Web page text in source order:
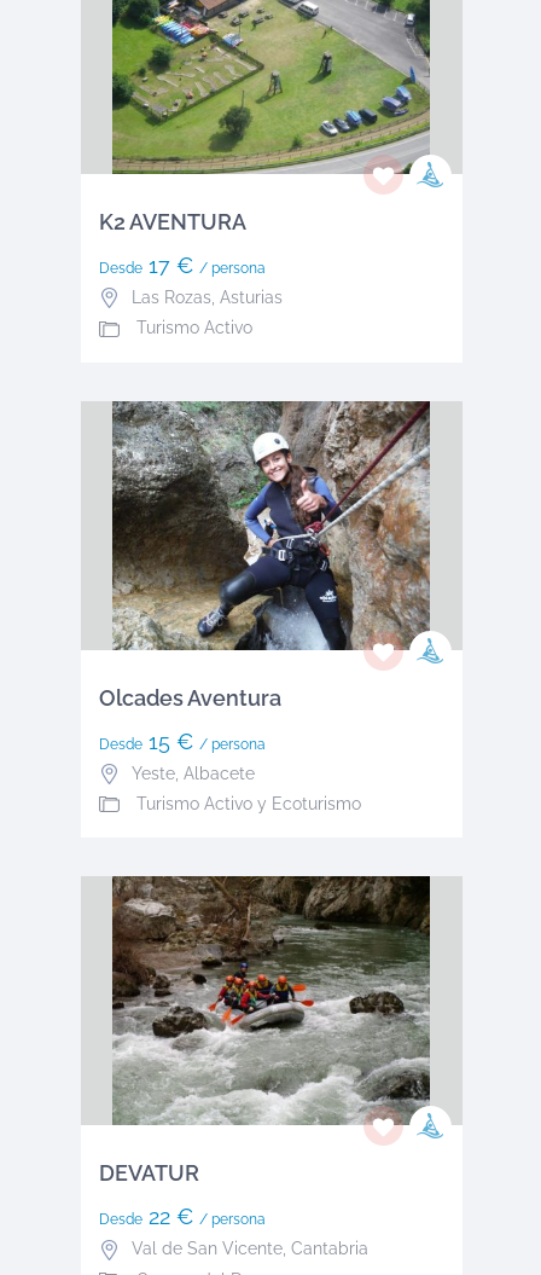
K2 AVENTURA
Desde17 € / persona
Las Rozas, Asturias
Turismo Activo
Olcades Aventura
Desde15 € / persona
Yeste, Albacete
Turismo Activo y Ecoturismo
DEVATUR
Desde22 € / persona
Val de San Vicente, Cantabria